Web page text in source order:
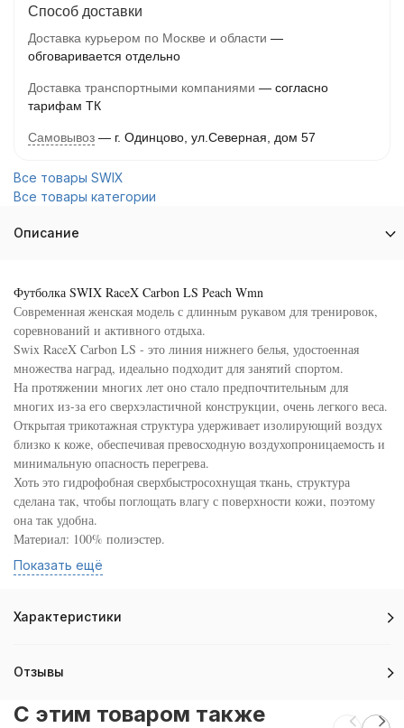
Способ доставки
Доставка курьером по Москве и области
обговаривается отдельно
Доставка транспортными компаниями
согласно
тарифам ТК
Самовывоз г. Одинцово, ул.Северная, дом 57
Все товары SWIX
Все товары категории
Описание
Футболка SWIX RaceX Carbon LS Peach Wmn
Современная женская модель с длинным рукавом для тренировок,
соревнований и активного отдыха.
Swix RaceX Carbon LS - это линия нижнего белья, удостоенная
множества наград, идеально подходит для занятий спортом.
На протяжении многих лет оно стало предпочтительным для
многих из-за его сверхэластичной конструкции, очень легкого веса.
Открытая трикотажная структура удерживает изолирующий воздух
близко к коже, обеспечивая превосходную воздухопроницаемость и
минимальную опасность перегрева.
Хоть это гидрофобная сверхбыстросохнущая ткань, структура
сделана так, чтобы поглощать влагу с поверхности кожи, поэтому
она так удобна.
Материал: 100% полиэстер.
Вес: 150 гр.
Показать ещё
Характеристики
Отзывы
C этим товаром также